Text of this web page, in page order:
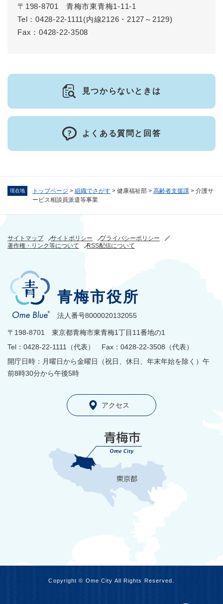
現在地 トップページ > 組織でさがす > 健康福祉部 > 高齢者支援課 > 介護サ
ービス相談員派遣等事業
〒198-8701
青梅市東青梅1-11-1
Tel：0428-22-1111(内線2126・2127～2129)
Fax：0428-22-3508
見つからないときは
よくある質問と回答
サイトマップ サイトポリシー
プライバシーポリシー
著作権・リンク等について
RSS配信について
青梅市役所
法人番号8000020132055
〒198-8701 東京都青梅市東青梅1丁目11番地の1
Tel：0428-22-1111（代表） Fax：0428-22-3508（代表）
開庁日時：月曜日から金曜日（祝日、休日、年末年始を除く）午
前8時30分から午後5時
アクセス
Copyright © Ome City All Rights Reserved.